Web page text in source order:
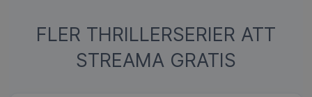
FLER THRILLERSERIER ATT
STREAMA GRATIS